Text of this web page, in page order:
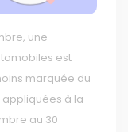
une
est
marquée du
à la
au 30